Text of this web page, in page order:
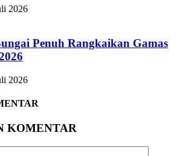
2026
Penuh Rangkaikan Gamas
2026
KOMENTAR